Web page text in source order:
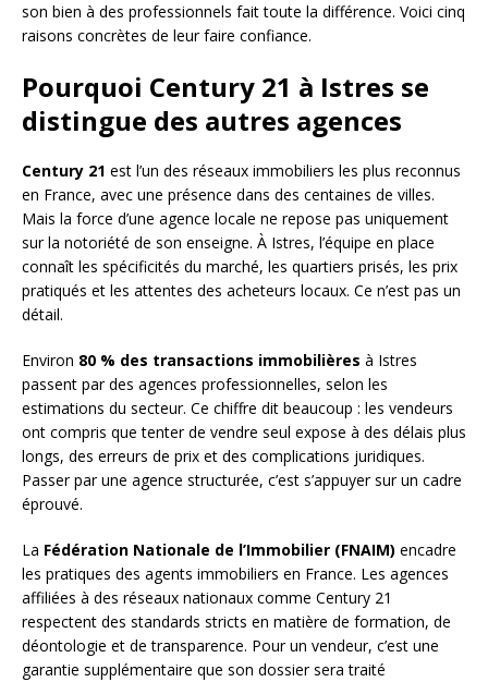
son bien à des professionnels fait toute la différence. Voici cinq
raisons concrètes de leur faire confiance.
Pourquoi Century 21 à Istres se
distingue des autres agences
Century 21 est l’un des réseaux immobiliers les plus reconnus
en France, avec une présence dans des centaines de villes.
Mais la force d’une agence locale ne repose pas uniquement
sur la notoriété de son enseigne. À Istres, l’équipe en place
connaît les spécificités du marché, les quartiers prisés, les prix
pratiqués et les attentes des acheteurs locaux. Ce n’est pas un
détail.
Environ 80 % des transactions immobilières à Istres
passent par des agences professionnelles, selon les
estimations du secteur. Ce chiffre dit beaucoup : les vendeurs
ont compris que tenter de vendre seul expose à des délais plus
longs, des erreurs de prix et des complications juridiques.
Passer par une agence structurée, c’est s’appuyer sur un cadre
éprouvé.
La Fédération Nationale de l’Immobilier (FNAIM) encadre
les pratiques des agents immobiliers en France. Les agences
affiliées à des réseaux nationaux comme Century 21
respectent des standards stricts en matière de formation, de
déontologie et de transparence. Pour un vendeur, c’est une
garantie supplémentaire que son dossier sera traité